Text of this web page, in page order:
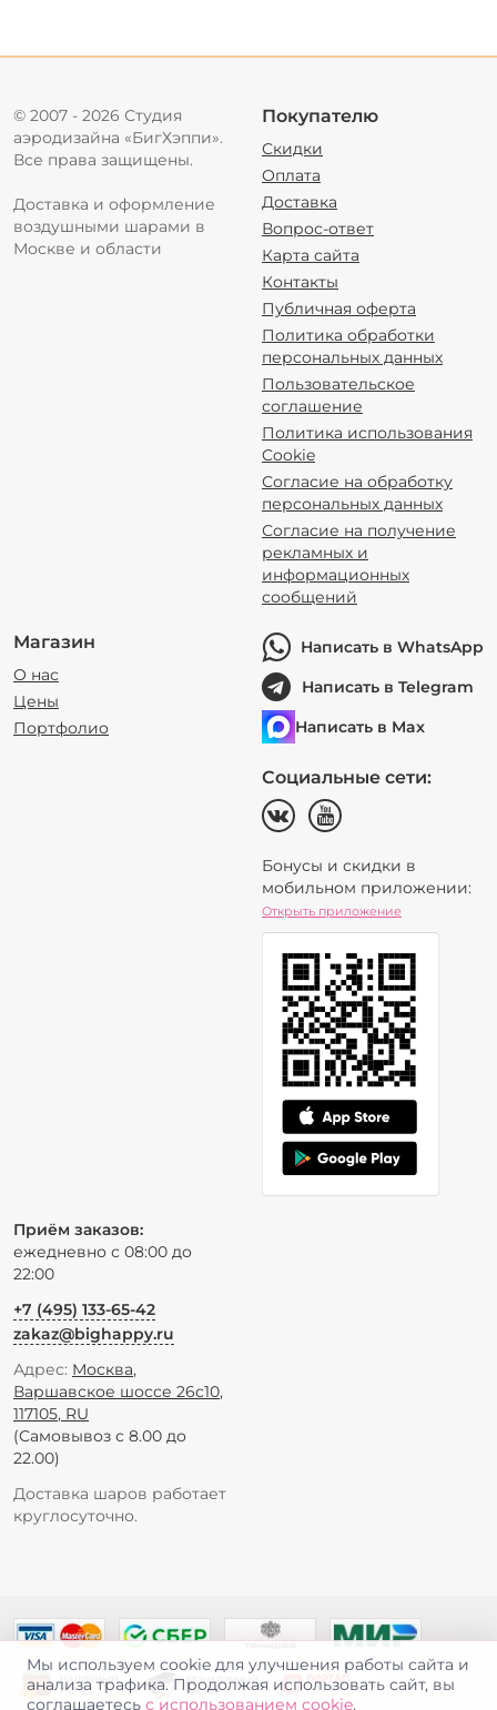
© 2007 - 2026 Студия
аэродизайна «БигХэппи».
Все права защищены.
Доставка и оформление
воздушными шарами в
Москве и области
Покупателю
Скидки
Оплата
Доставка
Вопрос-ответ
Карта сайта
Контакты
Публичная оферта
Политика обработки
персональных данных
Пользовательское
соглашение
Политика использования
Cookie
Согласие на обработку
персональных данных
Согласие на получение
рекламных и
информационных
сообщений
Магазин
О нас
Цены
Портфолио
Написать в WhatsApp
Написать в Telegram
Написать в Max
Социальные сети:
Бонусы и скидки в
мобильном приложении:
Открыть приложение
Приём заказов:
ежедневно с 08:00 до
22:00
+7 (495) 133-65-42
zakaz@bighappy.ru
Адрес: Москва,
Варшавское шоссе 26с10,
117105, RU
(Самовывоз с 8.00 до
22.00)
Доставка шаров работает
круглосуточно.
Мы используем cookie для улучшения работы сайта и
анализа трафика. Продолжая использовать сайт, вы
соглашаетесь с использованием cookie.